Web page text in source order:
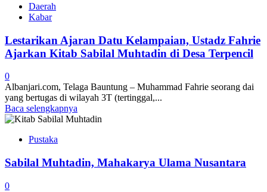
Daerah
Kabar
Lestarikan Ajaran Datu Kelampaian, Ustadz Fahrie
Ajarkan Kitab Sabilal Muhtadin di Desa Terpencil
0
Albanjari.com, Telaga Bauntung – Muhammad Fahrie seorang dai
yang bertugas di wilayah 3T (tertinggal,...
Baca selengkapnya
Pustaka
Sabilal Muhtadin, Mahakarya Ulama Nusantara
0